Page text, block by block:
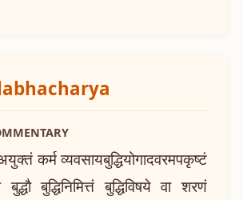
कर्म व्यवसायबुद्धियोगादवरमपकृष्टं
बुद्धिनिमित्तं बुद्धिविषये वा शरणं